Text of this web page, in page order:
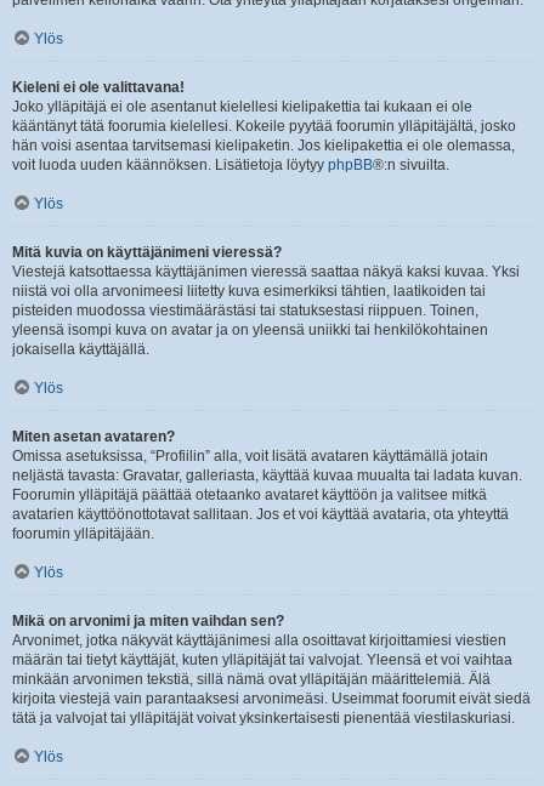
Ylös
Kieleni ei ole valittavana!
Joko ylläpitäjä ei ole asentanut kielellesi kielipakettia tai kukaan ei ole
kääntänyt tätä foorumia kielellesi. Kokeile pyytää foorumin ylläpitäjältä, josko
hän voisi asentaa tarvitsemasi kielipaketin. Jos kielipakettia ei ole olemassa,
voit luoda uuden käännöksen. Lisätietoja löytyy phpBB®:n sivuilta.
Ylös
Mitä kuvia on käyttäjänimeni vieressä?
Viestejä katsottaessa käyttäjänimen vieressä saattaa näkyä kaksi kuvaa. Yksi
niistä voi olla arvonimeesi liitetty kuva esimerkiksi tähtien, laatikoiden tai
pisteiden muodossa viestimäärästäsi tai statuksestasi riippuen. Toinen,
yleensä isompi kuva on avatar ja on yleensä uniikki tai henkilökohtainen
jokaisella käyttäjällä.
Ylös
Miten asetan avataren?
Omissa asetuksissa, “Profiilin” alla, voit lisätä avataren käyttämällä jotain
neljästä tavasta: Gravatar, galleriasta, käyttää kuvaa muualta tai ladata kuvan.
Foorumin ylläpitäjä päättää otetaanko avataret käyttöön ja valitsee mitkä
avatarien käyttöönottotavat sallitaan. Jos et voi käyttää avataria, ota yhteyttä
foorumin ylläpitäjään.
Ylös
Mikä on arvonimi ja miten vaihdan sen?
Arvonimet, jotka näkyvät käyttäjänimesi alla osoittavat kirjoittamiesi viestien
määrän tai tietyt käyttäjät, kuten ylläpitäjät tai valvojat. Yleensä et voi vaihtaa
minkään arvonimen tekstiä, sillä nämä ovat ylläpitäjän määrittelemiä. Älä
kirjoita viestejä vain parantaaksesi arvonimeäsi. Useimmat foorumit eivät siedä
tätä ja valvojat tai ylläpitäjät voivat yksinkertaisesti pienentää viestilaskuriasi.
Ylös